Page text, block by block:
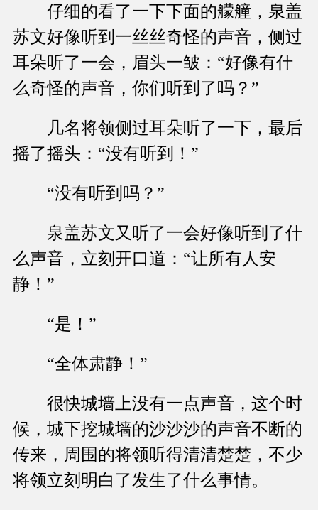
仔细的看了一下下面的艨艟，泉盖
苏文好像听到一丝丝奇怪的声音，侧过
耳朵听了一会，眉头一皱：“好像有什
么奇怪的声音，你们听到了吗？”
几名将领侧过耳朵听了一下，最后
摇了摇头：“没有听到！”
“没有听到吗？”
泉盖苏文又听了一会好像听到了什
么声音，立刻开口道：“让所有人安
静！”
“是！”
“全体肃静！”
很快城墙上没有一点声音，这个时
候，城下挖城墙的沙沙沙的声音不断的
传来，周围的将领听得清清楚楚，不少
将领立刻明白了发生了什么事情。